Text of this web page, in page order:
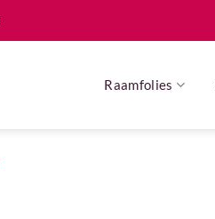
Raamfolies